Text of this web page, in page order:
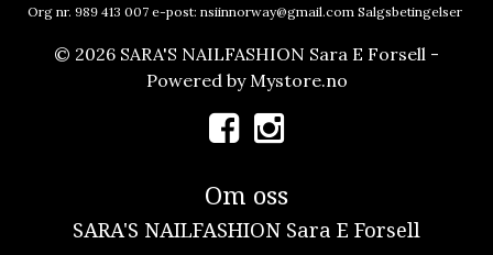
Org nr. 989 413 007 e-post: nsiinnorway@gmail.com Salgsbetingelser
© 2026 SARA'S NAILFASHION Sara E Forsell -
Powered by Mystore.no
Om oss
SARA'S NAILFASHION Sara E Forsell